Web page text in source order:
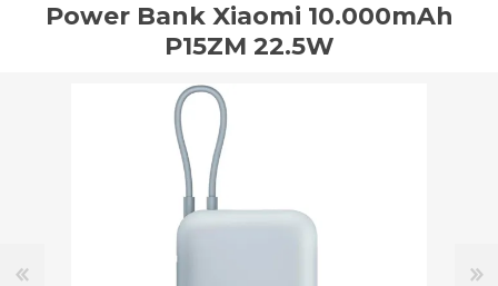
Power Bank Xiaomi 10.000mAh
P15ZM 22.5W